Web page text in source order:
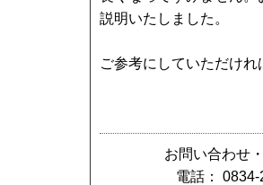
説明いたしました。
ご参考にしていただけれ
お問い合わせ
電話：